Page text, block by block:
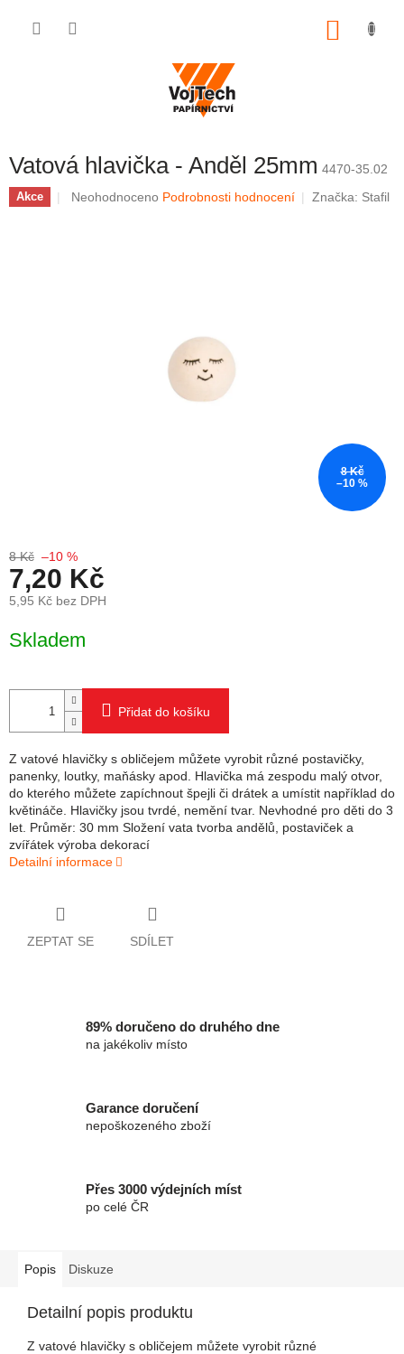
Vatová hlavička - Anděl 25mm 4470-35.02
Akce Průměrné hodnocení produktu je 0,0 z 5 hvězdiček.
Neohodnoceno Podrobnosti hodnocení Značka: Stafil
8 Kč
–10 %
8 Kč –10 %
7,20 Kč
5,95 Kč bez DPH
Skladem
Přidat do košíku
Z vatové hlavičky s obličejem můžete vyrobit různé postavičky,
panenky, loutky, maňásky apod. Hlavička má zespodu malý otvor,
do kterého můžete zapíchnout špejli či drátek a umístit například do
květináče. Hlavičky jsou tvrdé, nemění tvar. Nevhodné pro děti do 3
let. Průměr: 30 mm Složení vata tvorba andělů, postaviček a
zvířátek výroba dekorací
Detailní informace
ZEPTAT SE SDÍLET
89% doručeno do druhého dne
na jakékoliv místo
Garance doručení
nepoškozeného zboží
Přes 3000 výdejních míst
po celé ČR
Popis Diskuze
Detailní popis produktu
Z vatové hlavičky s obličejem můžete vyrobit různé